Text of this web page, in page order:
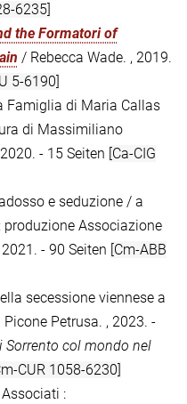
6235]
the Formatori of
/ Rebecca Wade. , 2019.
5-6190]
Famiglia di Maria Callas
di Massimiliano
- 15 Seiten [Ca-CIG
e seduzione / a
Associazione
- 90 Seiten [Cm-ABB
secessione viennese a
Petrusa. , 2023. -
Sorrento col mondo nel
CUR 1058-6230]
Associati :